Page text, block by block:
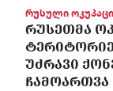
რუსული
ᲠᲣᲡᲔᲗᲛᲐ
ᲣᲫᲠᲐᲕᲘ
ᲩᲐᲛᲝᲐᲠᲗᲕᲐ